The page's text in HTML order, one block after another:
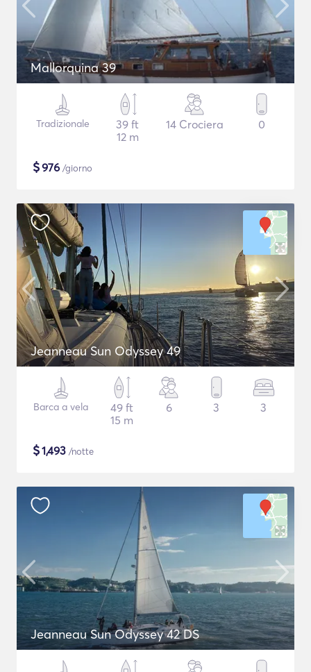
Mallorquina 39
Tradizionale
39 ft
12 m
14 Crociera 0
$976 /giorno
Jeanneau Sun Odyssey 49
Barca a vela
49 ft
15 m
6 3 3
$1,493 /notte
Jeanneau Sun Odyssey 42 DS